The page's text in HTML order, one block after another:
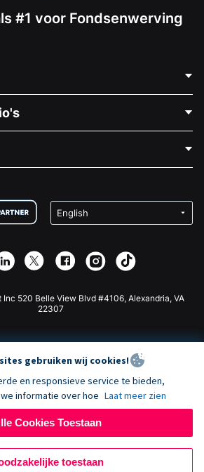
#1 voor Fondsenwerving
520 Belle View Blvd #4106, Alexandria, VA
22307
gebruiken wij cookies!
en responsieve service te bieden,
informatie over hoe Laat meer zien
Cookies Toestaan
toestaan